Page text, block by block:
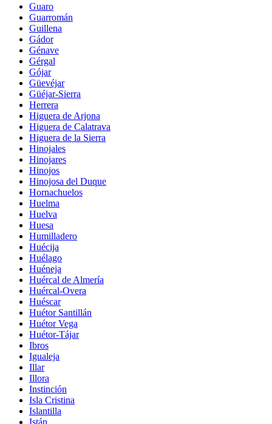
Guaro
Guarromán
Guillena
Gádor
Génave
Gérgal
Gójar
Güevéjar
Güéjar-Sierra
Herrera
Higuera de Arjona
Higuera de Calatrava
Higuera de la Sierra
Hinojales
Hinojares
Hinojos
Hinojosa del Duque
Hornachuelos
Huelma
Huelva
Huesa
Humilladero
Huécija
Huélago
Huéneja
Huércal de Almería
Huércal-Overa
Huéscar
Huétor Santillán
Huétor Vega
Huétor-Tájar
Ibros
Igualeja
Illar
Illora
Instinción
Isla Cristina
Islantilla
Istán